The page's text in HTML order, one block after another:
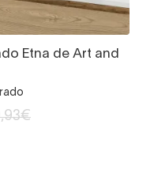
Etna de Art and